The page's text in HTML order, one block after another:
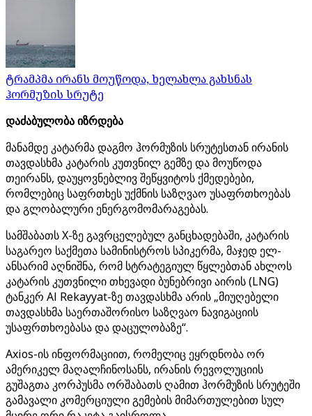
ტრამპმა ირანს მოუწოდა, ხელახლა გახსნას
ჰორმუზის სრუტე
დაძაბულობა იზრდება
მანამდე კატარმა დაგმო ჰორმუზის სრუტესთან ირანის
თავდასხმა კატარის კუთვნილ გემზე და მოუწოდა
თეირანს, დაუყოვნებლივ შეწყვიტოს ქმედებები,
რომლებიც საფრთხეს უქმნის საზღვაო უსაფრთხოებას
და გლობალური ენერგომომარაგებას.
სამშაბათს X-ზე გავრცელებულ განცხადებაში, კატარის
საგარეო საქმეთა სამინისტროს სპიკერმა, მაჯედ ელ-
ანსარიმ აღნიშნა, რომ სტრატეგიულ წყლებთან ახლოს
კატარის კუთვნილი თხევადი ბუნებრივი აირის (LNG)
ტანკერ Al Rekayyat-ზე თავდასხმა არის „მიუღებელი
თავდასხმა საერთაშორისო საზღვაო ნავიგაციის
უსაფრთხოებასა და დაცულობაზე“.
Axios-ის ინფორმაციით, რომელიც ეყრდნობა ორ
ამერიკელ მაღალჩინოსანს, ირანის რევოლუციის
გუშაგთა კორპუსმა ორშაბათს ღამით ჰორმუზის სრუტეში
გამავალი კომერციული გემების მიმართულებით სულ